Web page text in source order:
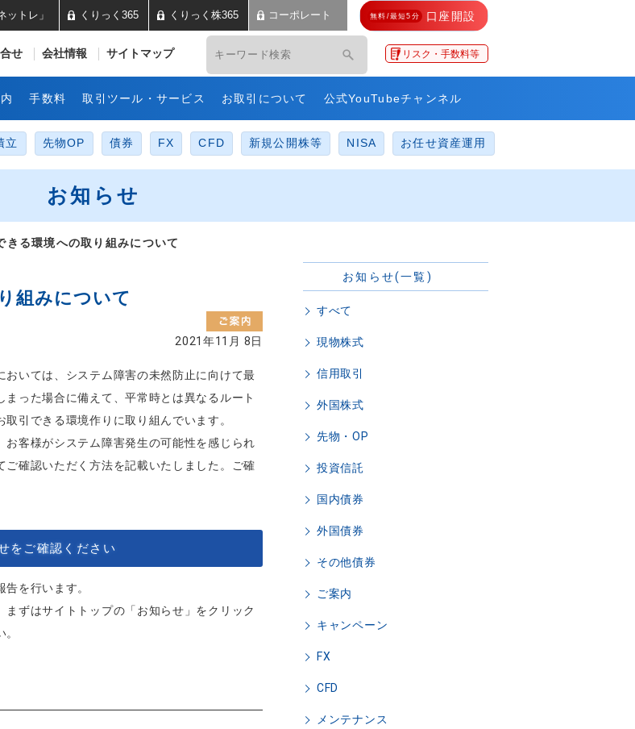
証券 ネット取引「コスモ・ネットレ」
せ 会社情報 サイトマップ
ットレ」 くりっく365 くりっく株365 コーポレート 無料/最短5分 口座開設
リスク・手数料等
手数料 取引ツール・サービス お取引について 公式YouTubeチャンネル
立 先物OP 債券 FX CFD 新規公開株等 NISA お任せ資産運用
お知らせ
る環境への取り組みについて
組みについて
2021年11月 8日
いては、システム障害の未然防止に向けて最
った場合に備えて、平常時とは異なるルート
引できる環境作りに取り組んでいます。
客様がシステム障害発生の可能性を感じられ
確認いただく方法を記載いたしました。ご確
をご確認ください
を行います。
まずはサイトトップの「お知らせ」をクリック
お知らせ(一覧)
すべて
現物株式
信用取引
外国株式
先物・OP
投資信託
国内債券
外国債券
その他債券
ご案内
キャンペーン
FX
CFD
メンテナンス